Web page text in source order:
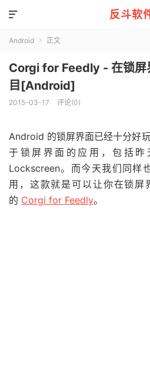
反斗软

Android  正文
Corgi for Feedly - 在锁屏
目[Android]
2015-03-17 评论(0)
Android 的锁屏界面已经十分好
于锁屏界面的应用，包括昨
Lockscreen。而今天我们同样
用，这款就是可以让你在锁屏
的 Corgi for Feedly。